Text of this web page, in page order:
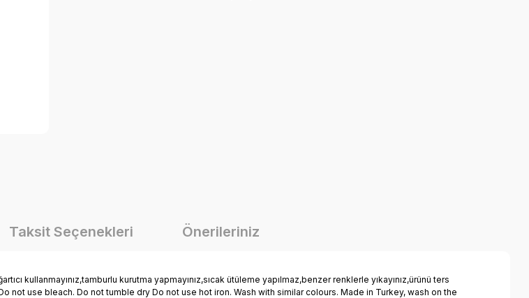
Taksit Seçenekleri Önerileriniz
kullanmayınız,tamburlu kurutma yapmayınız,sıcak ütüleme yapılmaz,benzer renklerle yıkayınız,ürünü ters
not use bleach. Do not tumble dry Do not use hot iron. Wash with similar colours. Made in Turkey, wash on the